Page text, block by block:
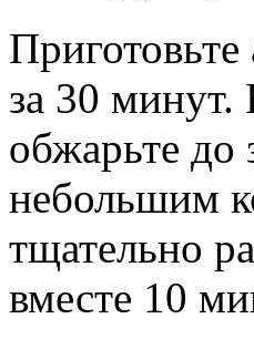
за 30 минут.
обжарьте до
небольшим
тщательно
вместе 10